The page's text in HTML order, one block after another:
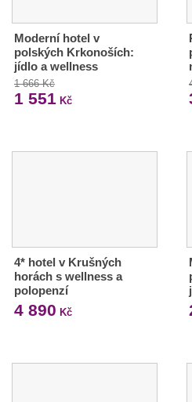
Moderní hotel v
polských Krkonoších:
jídlo a wellness
1 666 Kč
1 551 Kč
4* hotel v Krušných
horách s wellness a
polopenzí
4 890 Kč